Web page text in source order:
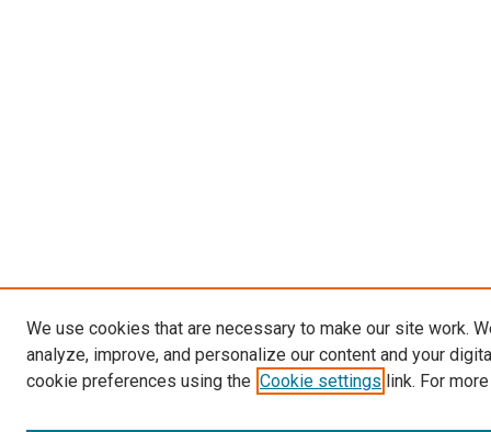
We use cookies that are necessary to make our site work.
analyze, improve, and personalize our content and your
cookie preferences using the Cookie settings link. For